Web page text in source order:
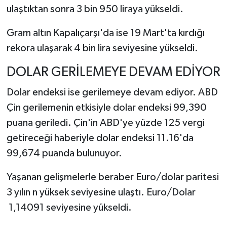
ulaştıktan sonra 3 bin 950 liraya yükseldi.
Gram altın Kapalıçarşı'da ise 19 Mart'ta kırdığı
rekora ulaşarak 4 bin lira seviyesine yükseldi.
DOLAR GERİLEMEYE DEVAM EDİYOR
Dolar endeksi ise gerilemeye devam ediyor. ABD
Çin gerilemenin etkisiyle dolar endeksi 99,390
puana geriledi. Çin'in ABD'ye yüzde 125 vergi
getireceği haberiyle dolar endeksi 11.16'da
99,674 puanda bulunuyor.
Yaşanan gelişmelerle beraber Euro/dolar paritesi
3 yılın n yüksek seviyesine ulaştı. Euro/Dolar
1,14091 seviyesine yükseldi.